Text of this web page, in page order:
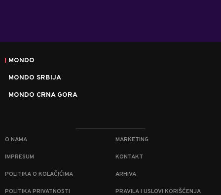
MONDO
MONDO SRBIJA
MONDO CRNA GORA
O NAMA MARKETING
IMPRESUM KONTAKT
POLITIKA O KOLAČIĆIMA ARHIVA
POLITIKA PRIVATNOSTI PRAVILA I USLOVI KORIŠĆENJA